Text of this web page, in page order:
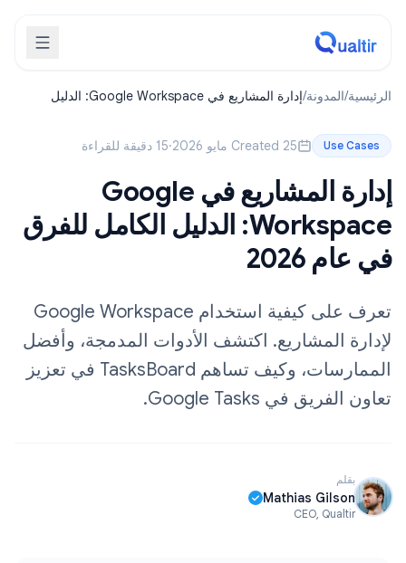
الرئيسية/المدونة/
إدارة المشاريع في Google Workspace: الدليل
Use Cases Created 25 مايو 2026 ·15 دقيقة للقراءة
إدارة المشاريع في Google
Workspace: الدليل الكامل للفرق
في عام 2026
تعرف على كيفية استخدام Google Workspace
لإدارة المشاريع. اكتشف الأدوات المدمجة، وأفضل
الممارسات، وكيف تساهم TasksBoard في تعزيز
تعاون الفريق في Google Tasks.
بقلم
Mathias Gilson
CEO, Qualtir